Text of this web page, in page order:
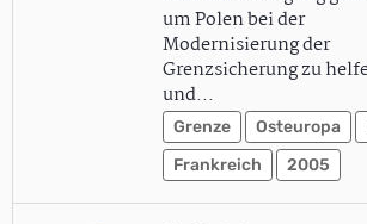
um Polen bei der
Modernisierung der
Grenzsicherung zu
und…
Grenze Osteuropa
Frankreich
2005